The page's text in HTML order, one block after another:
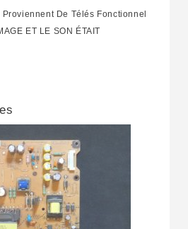
De Télés Fonctionnel
ET LE SON ÉTAIT